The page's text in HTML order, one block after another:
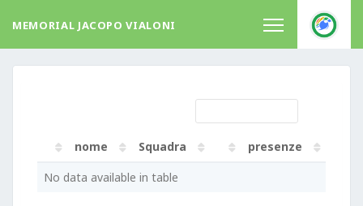
MEMORIAL JACOPO VIALONI
nome Squadra presenze
nome
Squadra
No data available in table